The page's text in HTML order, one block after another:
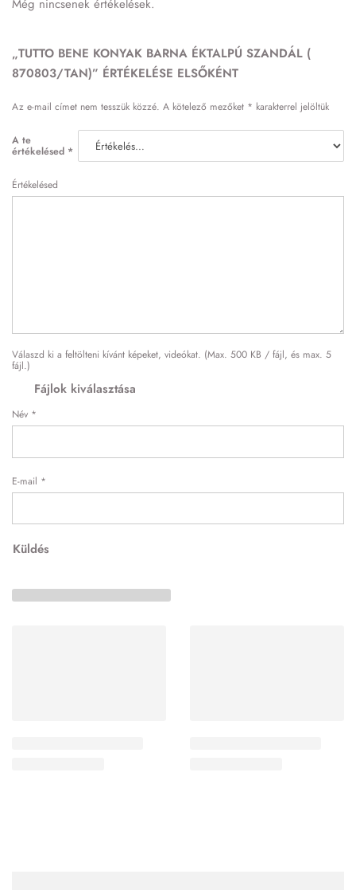
Még nincsenek értékelések.
„TUTTO BENE KONYAK BARNA ÉKTALPÚ SZANDÁL (
870803/TAN)” ÉRTÉKELÉSE ELSŐKÉNT
Az e-mail címet nem tesszük közzé. A kötelező mezőket * karakterrel jelöltük
A te
értékelésed *
Értékelésed
Válaszd ki a feltölteni kívánt képeket, videókat. (Max. 500 KB / fájl, és max. 5
fájl.)
Fájlok kiválasztása
Név *
E-mail *